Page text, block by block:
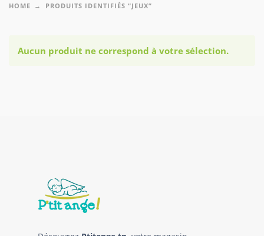
HOME PRODUITS IDENTIFIÉS “JEUX”
Aucun produit ne correspond à votre sélection.